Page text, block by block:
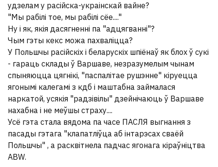
удзелам у расійска-украінскай вайне?
"Мы рабілі тое, мы рабілі сёе...."
Ну і як, якія дасягненні па "адцягванні"?
Чым гэты кекс можа пахваліцца?
У Польшчы расійскіх і беларускіх шпіёнаў як блох ў сукі
- гараць склады ў Варшаве, незразумелым чынам
спыняюцца цягнікі, "паспалітае рушэнне" кіруецца
ягонымі калегамі з кдб і маштабна займалася
наркатой, усякія "радзівілы" дзейнічаюць ў Варшаве
нахабна і не меўшы страху....
Усё гэта стала вядома па часе ПАСЛЯ выгнання з
пасады гэтага "клапатліўца аб інтарэсах сваёй
Польшчы" , а расквітнела падчас ягонага кіраўніцтва
ABW.